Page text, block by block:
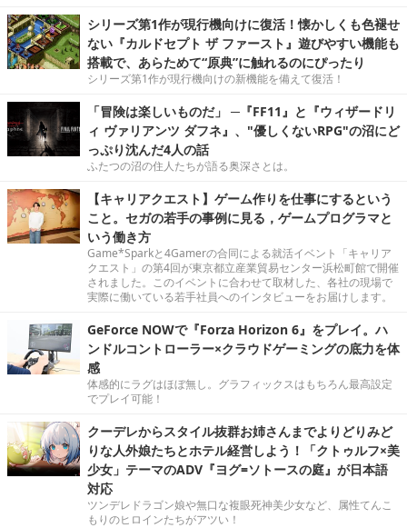
シリーズ第1作が現行機向けに復活！懐かしくも色褪せ
ない『カルドセプト ザ ファースト』遊びやすい機能も
搭載で、あらためて“原典”に触れるのにぴったり
シリーズ第1作が現行機向けの新機能を備えて復活！
「冒険は楽しいものだ」 ─『FF11』と『ウィザードリ
ィ ヴァリアンツ ダフネ』、"優しくないRPG"の沼にど
っぷり沈んだ4人の話
ふたつの沼の住人たちが語る奥深さとは。
【キャリアクエスト】ゲーム作りを仕事にするという
こと。セガの若手の事例に見る，ゲームプログラマと
いう働き方
Game*Sparkと4Gamerの合同による就活イベント「キャリア
クエスト」の第4回が東京都立産業貿易センター浜松町館で開催
されました。このイベントに合わせて取材した、各社の現場で
実際に働いている若手社員へのインタビューをお届けします。
GeForce NOWで『Forza Horizon 6』をプレイ。ハ
ンドルコントローラー×クラウドゲーミングの底力を体
感
体感的にラグはほぼ無し。グラフィックスはもちろん最高設定
でプレイ可能！
クーデレからスタイル抜群お姉さんまでよりどりみど
りな人外娘たちとホテル経営しよう！「クトゥルフ×美
少女」テーマのADV『ヨグ=ソトースの庭』が日本語
対応
ツンデレドラゴン娘や無口な複眼死神美少女など、属性てんこ
もりのヒロインたちがアツい！